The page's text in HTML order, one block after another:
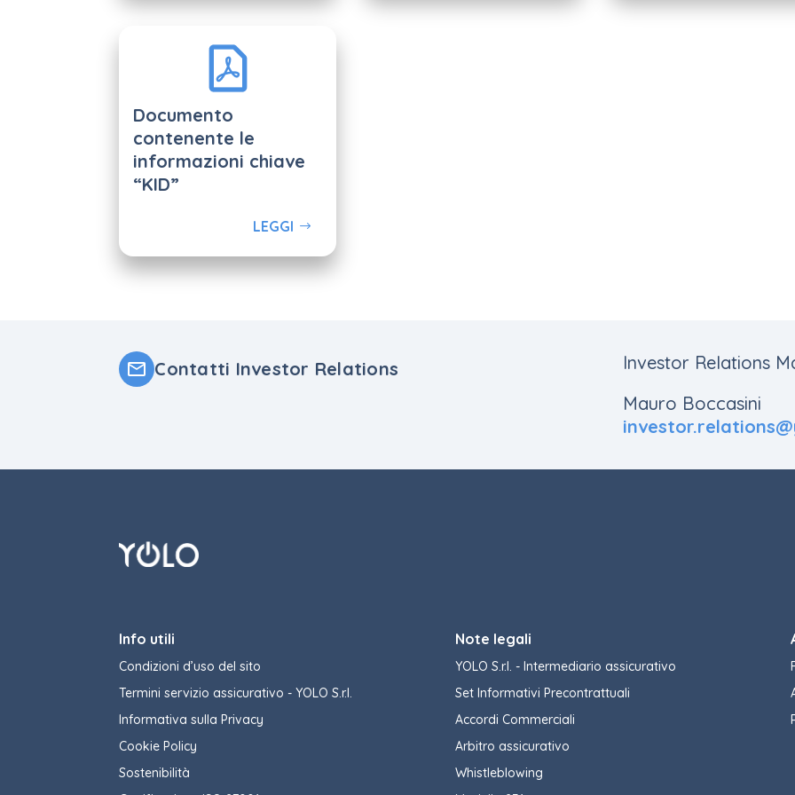
Documento
contenente le
informazioni chiave
“KID”
LEGGI
Contatti Investor Relations
Investor Relations
Mauro Boccasini
Info utili
Condizioni d’uso del sito
Termini servizio assicurativo - YOLO S.r.l.
Informativa sulla Privacy
Cookie Policy
Sostenibilità
Note legali
YOLO S.r.l. - Intermediario assicurativo
Set Informativi Precontrattuali
Accordi Commerciali
Arbitro assicurativo
Whistleblowing